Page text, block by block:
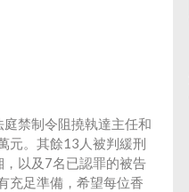
禁制令阻撓執達主任和
元。其餘13人被判緩刑
以及7名已認罪的被告
充足準備，希望每位香